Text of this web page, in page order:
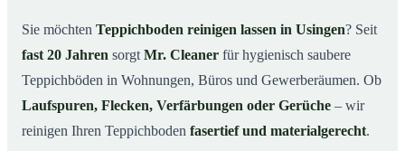
Usingen?
So funktioniert’s
Sie möchten Teppichboden reinigen lassen in Usingen? Seit
fast 20 Jahren sorgt Mr. Cleaner für hygienisch saubere
Teppichböden in Wohnungen, Büros und Gewerberäumen. Ob
Laufspuren, Flecken, Verfärbungen oder Gerüche – wir
reinigen Ihren Teppichboden fasertief und materialgerecht.